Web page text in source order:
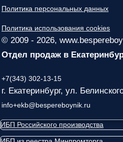
Политика персональных данных
Политика использования cookies
© 2009 - 2026,
Отдел продаж в
+7(343) 302-13-15
г. Екатеринбург, ул.
info+ekb@bespereboynik.ru
ИБП Российского производства